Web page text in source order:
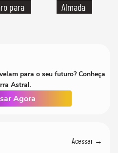
para
Almada
para o seu futuro? Conheça
Astral.
Agora
Acessar →